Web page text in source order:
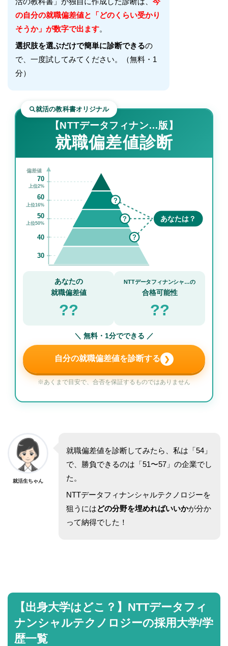
の自分の就職偏差値と「どのくらい受かり
そうか」が数字で出ます。
選択肢を選ぶだけで簡単に診断できるの
で、一度試してみてください。（無料・1
分）
就活の教科書オリジナル
【NTTデータフィナン…版】
就職偏差値診断
偏差値
70
上位2%
60
上位16%
50
上位50%
40
30
?
?
?
あなたは？
あなたの
就職偏差値
??
NTTデータフィナンシャ…の
合格可能性
??
＼ 無料・1分でできる ／
自分の就職偏差値を診断する ❯
※あくまで目安で、合否を保証するものではありません
就活生ちゃん
就職偏差値を診断してみたら、私は「54」
で、勝負できるのは「51〜57」の企業でし
た。
NTTデータフィナンシャルテクノロジーを
狙うにはどの分野を埋めればいいかが分か
って納得でした！
【出身大学はどこ？】NTTデータフィ
ナンシャルテクノロジーの採用大学/学
歴一覧